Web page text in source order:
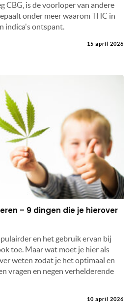
CBG, is de voorloper van andere
onder meer waarom THC in
indica's ontspant.
15 april 2026
– 9 dingen die je hierover
en het gebruik ervan bij
toe. Maar wat moet je hier als
weten zodat je het optimaal en
vragen en negen verhelderende
10 april 2026